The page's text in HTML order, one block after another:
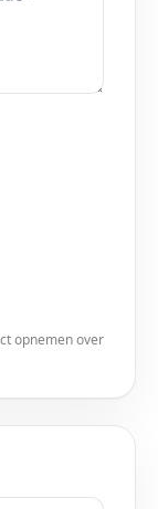
opnemen over